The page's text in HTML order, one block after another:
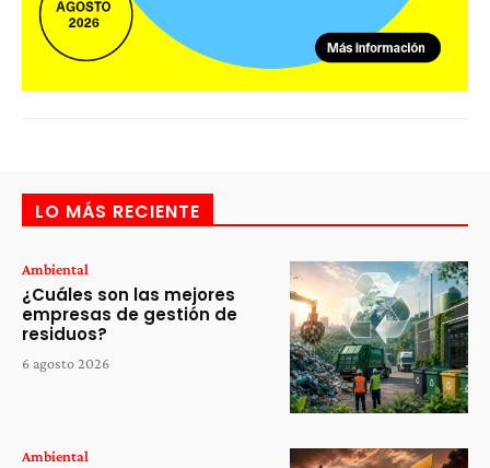
LO MÁS RECIENTE
Ambiental
¿Cuáles son las mejores
empresas de gestión de
residuos?
6 agosto 2026
Ambiental